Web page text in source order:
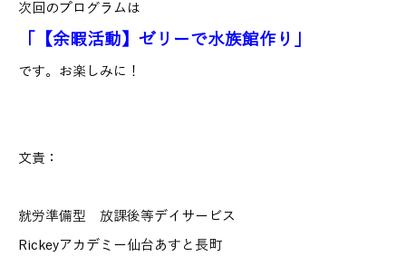
次回のプログラムは
「【余暇活動】ゼリーで水族館作り」
です。お楽しみに！
文責：
就労準備型 放課後等デイサービス
Rickeyアカデミー仙台あすと長町